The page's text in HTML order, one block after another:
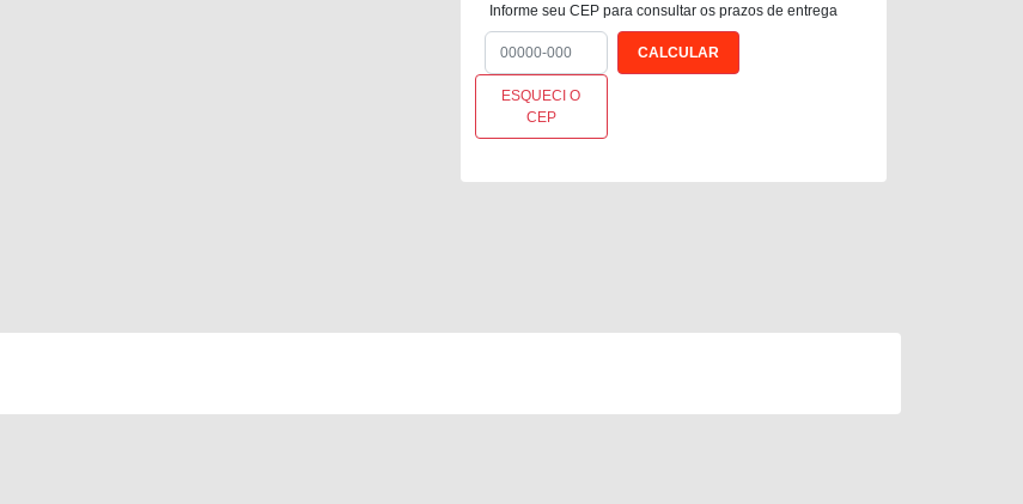
Informe seu CEP para consultar os prazos de entrega
ESQUECI O
CEP